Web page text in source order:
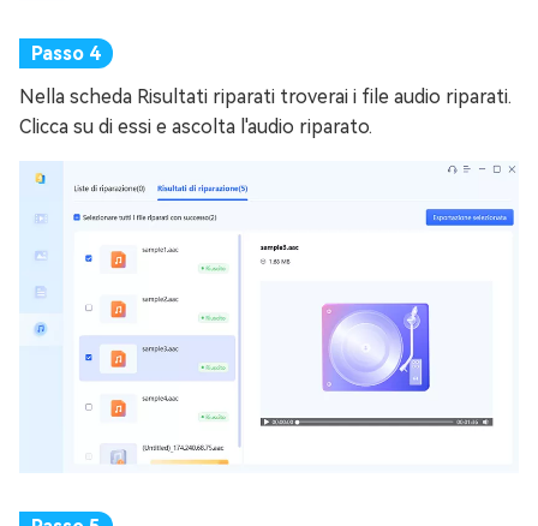
Nella scheda Risultati riparati troverai i file audio riparati.
Clicca su di essi e ascolta l'audio riparato.